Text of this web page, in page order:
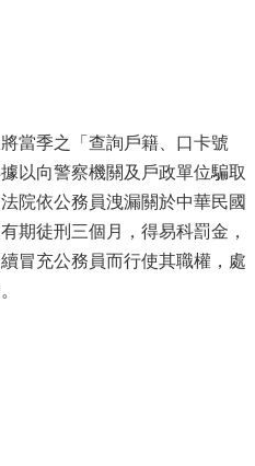
當季之「查詢戶籍、口卡號
以向警察機關及戶政單位騙取
院依公務員洩漏關於中華民國
期徒刑三個月，得易科罰金，
冒充公務員而行使其職權，處